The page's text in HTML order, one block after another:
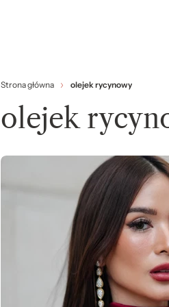
Strona główna olejek rycynowy
olejek